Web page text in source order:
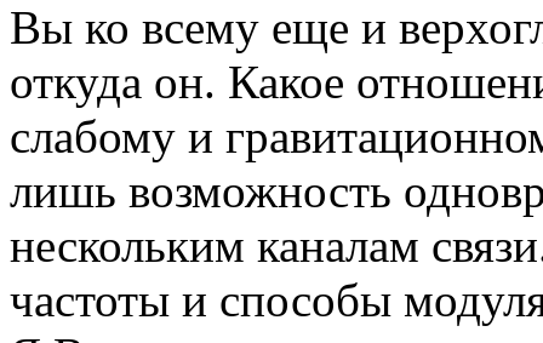
Вы ко всему еще и
откуда он. Какое
слабому и
лишь возможность
нескольким каналам
частоты и способы